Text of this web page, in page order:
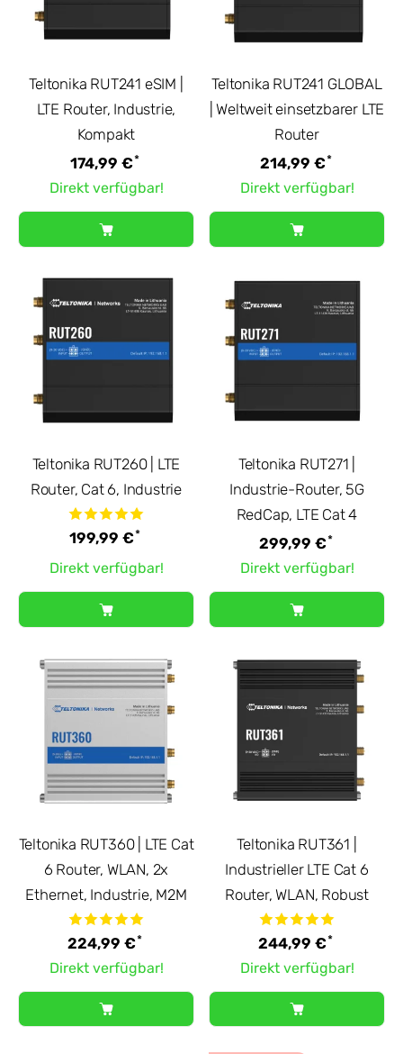
Teltonika RUT241 eSIM |
LTE Router, Industrie,
Kompakt
174,99 €*
Direkt verfügbar!
Teltonika RUT241 GLOBAL
| Weltweit einsetzbarer LTE
Router
214,99 €*
Direkt verfügbar!
Teltonika RUT260 | LTE
Router, Cat 6, Industrie
199,99 €*
Direkt verfügbar!
Teltonika RUT271 |
Industrie-Router, 5G
RedCap, LTE Cat 4
299,99 €*
Direkt verfügbar!
Teltonika RUT360 | LTE Cat
6 Router, WLAN, 2x
Ethernet, Industrie, M2M
224,99 €*
Direkt verfügbar!
Teltonika RUT361 |
Industrieller LTE Cat 6
Router, WLAN, Robust
244,99 €*
Direkt verfügbar!